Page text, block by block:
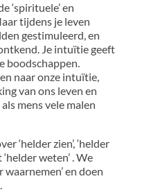
‘spirituele’ en
tijdens je leven
gestimuleerd, en
Je intuïtie geeft
boodschappen.
naar onze intuïtie,
van ons leven en
mens vele malen
‘helder zien’, ‘helder
‘helder weten’ . We
en doen